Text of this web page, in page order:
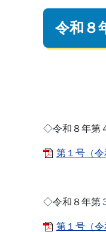
令和８
◇令和８年第
第１号（
◇令和８年第
第１号（